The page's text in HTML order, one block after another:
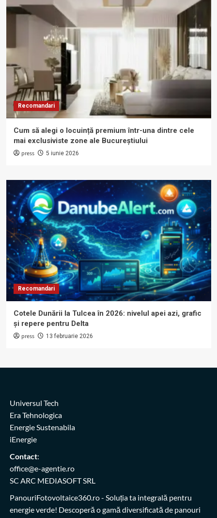
Recomandari
Cum să alegi o locuință premium într-una dintre cele
mai exclusiviste zone ale Bucureștiului
press 5 iunie 2026
Recomandari
Cotele Dunării la Tulcea în 2026: nivelul apei azi, grafic
și repere pentru Delta
press 13 februarie 2026
Universul Tech
Era Tehnologica
Energie Sustenabila
iEnergie
Contact:
office@e-agentie.ro
SC ARC MEDIASOFT SRL
PanouriFotovoltaice360.ro- Soluția ta integrală pentru
energie verde! Descoperă o gamă diversificată de panouri